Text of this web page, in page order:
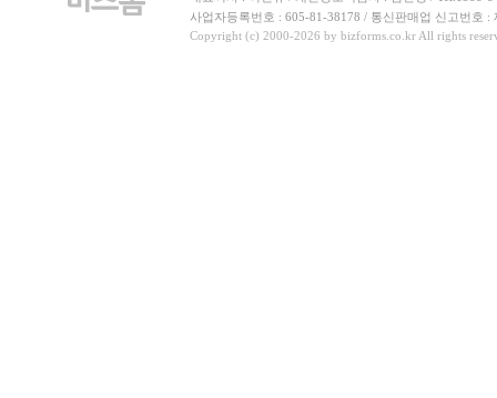
사업자등록번호 : 605-81-38178 / 통신판매업 신고번호 :
Copyright (c) 2000-2026 by bizforms.co.kr All rights